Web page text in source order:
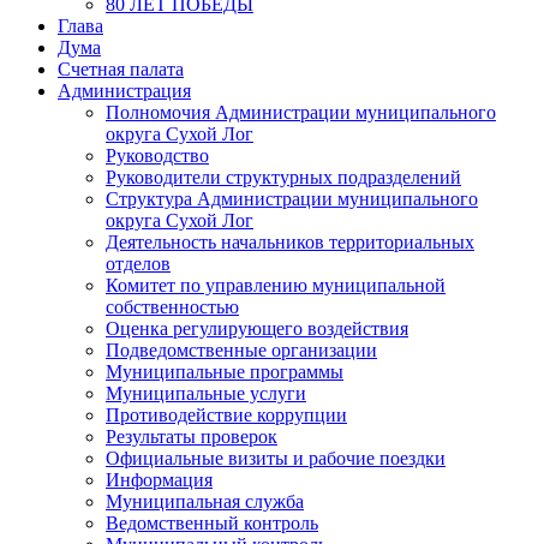
80 ЛЕТ ПОБЕДЫ
Глава
Дума
Счетная палата
Администрация
Полномочия Администрации муниципального
округа Сухой Лог
Руководство
Руководители структурных подразделений
Структура Администрации муниципального
округа Сухой Лог
Деятельность начальников территориальных
отделов
Комитет по управлению муниципальной
собственностью
Оценка регулирующего воздействия
Подведомственные организации
Муниципальные программы
Муниципальные услуги
Противодействие коррупции
Результаты проверок
Официальные визиты и рабочие поездки
Информация
Муниципальная служба
Ведомственный контроль